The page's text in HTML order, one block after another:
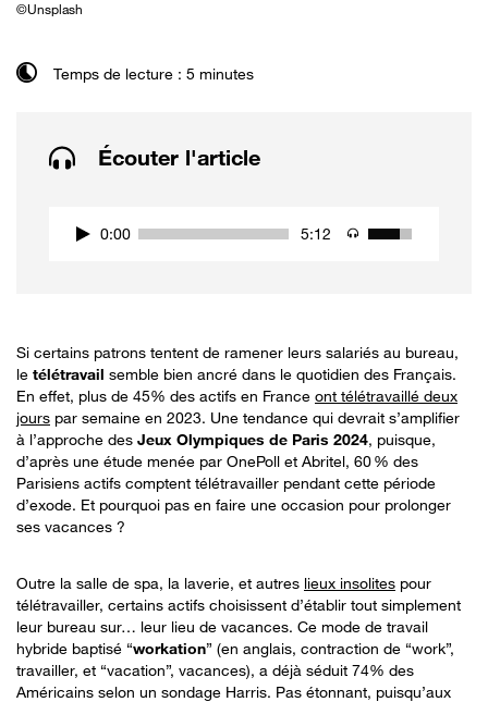
©Unsplash
Temps de lecture : 5 minutes
Écouter l'article
0:00 5:12
Si certains patrons tentent de ramener leurs salariés au bureau,
le télétravail semble bien ancré dans le quotidien des Français.
En effet, plus de 45% des actifs en France ont télétravaillé deux
jours par semaine en 2023. Une tendance qui devrait s’amplifier
à l’approche des Jeux Olympiques de Paris 2024, puisque,
d’après une étude menée par OnePoll et Abritel, 60 % des
Parisiens actifs comptent télétravailler pendant cette période
d’exode. Et pourquoi pas en faire une occasion pour prolonger
ses vacances ?
Outre la salle de spa, la laverie, et autres lieux insolites pour
télétravailler, certains actifs choisissent d’établir tout simplement
leur bureau sur… leur lieu de vacances. Ce mode de travail
hybride baptisé “workation” (en anglais, contraction de “work”,
travailler, et “vacation”, vacances), a déjà séduit 74% des
Américains selon un sondage Harris. Pas étonnant, puisqu’aux